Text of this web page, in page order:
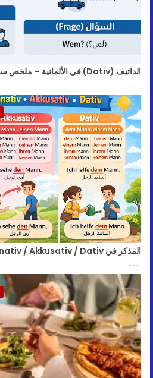
الداتيف (Dativ) في الألمانية – ملخص سريع
المذكر في Nominativ / Akkusativ / Dativ - اللغة الألمانية